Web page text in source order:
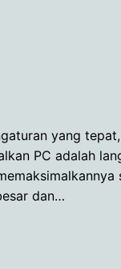
yang
PC adalah
dan…